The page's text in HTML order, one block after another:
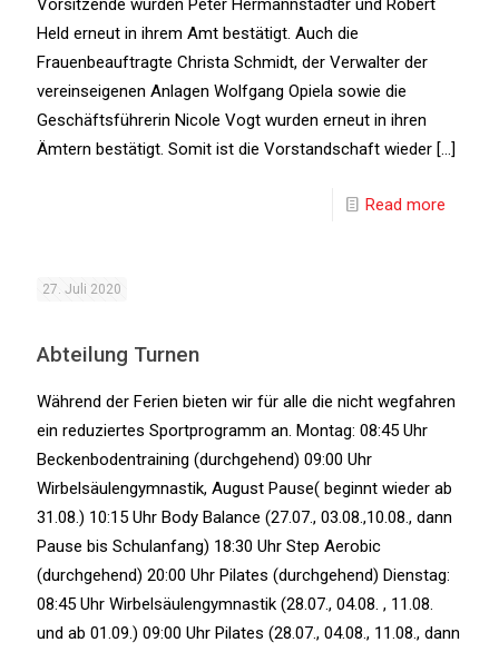
Vorsitzende wurden Peter Hermannstädter und Robert
Held erneut in ihrem Amt bestätigt. Auch die
Frauenbeauftragte Christa Schmidt, der Verwalter der
vereinseigenen Anlagen Wolfgang Opiela sowie die
Geschäftsführerin Nicole Vogt wurden erneut in ihren
Ämtern bestätigt. Somit ist die Vorstandschaft wieder […]
Read more
27. Juli 2020
Abteilung Turnen
Während der Ferien bieten wir für alle die nicht wegfahren
ein reduziertes Sportprogramm an. Montag: 08:45 Uhr
Beckenbodentraining (durchgehend) 09:00 Uhr
Wirbelsäulengymnastik, August Pause( beginnt wieder ab
31.08.) 10:15 Uhr Body Balance (27.07., 03.08.,10.08., dann
Pause bis Schulanfang) 18:30 Uhr Step Aerobic
(durchgehend) 20:00 Uhr Pilates (durchgehend) Dienstag:
08:45 Uhr Wirbelsäulengymnastik (28.07., 04.08. , 11.08.
und ab 01.09.) 09:00 Uhr Pilates (28.07., 04.08., 11.08., dann